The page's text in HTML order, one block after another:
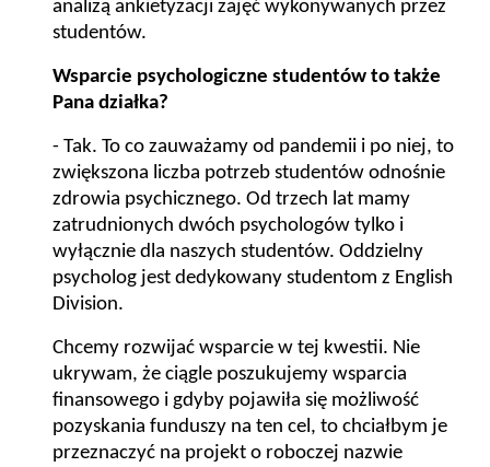
analizą ankietyzacji zajęć wykonywanych przez
studentów.
Wsparcie psychologiczne studentów to także
Pana działka?
- Tak. To co zauważamy od pandemii i po niej, to
zwiększona liczba potrzeb studentów odnośnie
zdrowia psychicznego. Od trzech lat mamy
zatrudnionych dwóch psychologów tylko i
wyłącznie dla naszych studentów. Oddzielny
psycholog jest dedykowany studentom z English
Division.
Chcemy rozwijać wsparcie w tej kwestii. Nie
ukrywam, że ciągle poszukujemy wsparcia
finansowego i gdyby pojawiła się możliwość
pozyskania funduszy na ten cel, to chciałbym je
przeznaczyć na projekt o roboczej nazwie